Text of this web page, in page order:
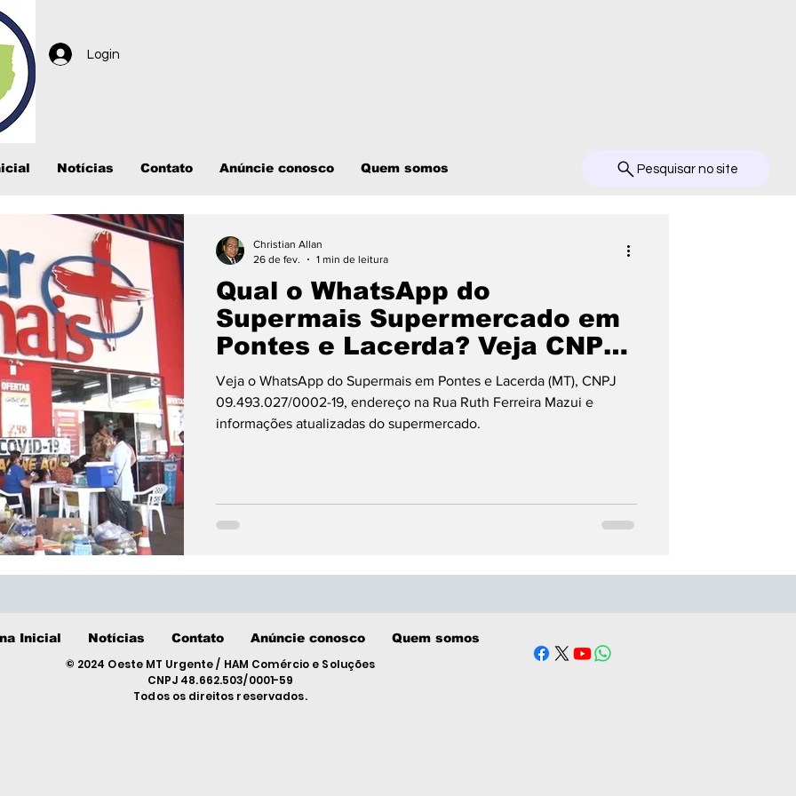
Login
Notícias Contato Anúncie conosco Quem somos Pesquisar no site
Qual o WhatsApp do
Supermais Supermercado em
Pontes e Lacerda? Veja CNPJ,
endereço e contatos
Veja o WhatsApp do Supermais em Pontes e Lacerda (MT), CNPJ
09.493.027/0002-19, endereço na Rua Ruth Ferreira Mazui e
informações atualizadas do supermercado.
Christian Allan
26 de fev.
1 min de leitura
Inicial Notícias Contato Anúncie conosco Quem somos
© 2024 Oeste MT Urgente / HAM Comércio e Soluções
CNPJ 48.662.503/0001-59
Todos os direitos reservados.